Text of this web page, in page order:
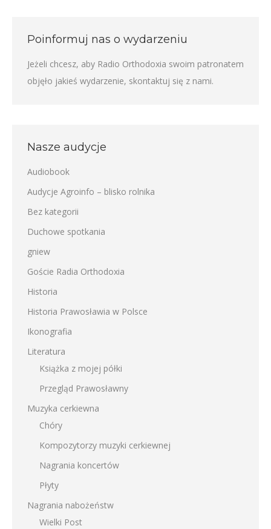
Poinformuj nas o wydarzeniu
Jeżeli chcesz, aby Radio Orthodoxia swoim patronatem
objęło jakieś wydarzenie, skontaktuj się z nami.
Nasze audycje
Audiobook
Audycje Agroinfo – blisko rolnika
Bez kategorii
Duchowe spotkania
gniew
Goście Radia Orthodoxia
Historia
Historia Prawosławia w Polsce
Ikonografia
Literatura
Książka z mojej półki
Przegląd Prawosławny
Muzyka cerkiewna
Chóry
Kompozytorzy muzyki cerkiewnej
Nagrania koncertów
Płyty
Nagrania nabożeństw
Wielki Post